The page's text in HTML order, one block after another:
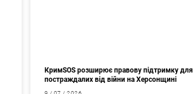
КримSOS розширює правову підтримку для
постраждалих від війни на Херсонщині